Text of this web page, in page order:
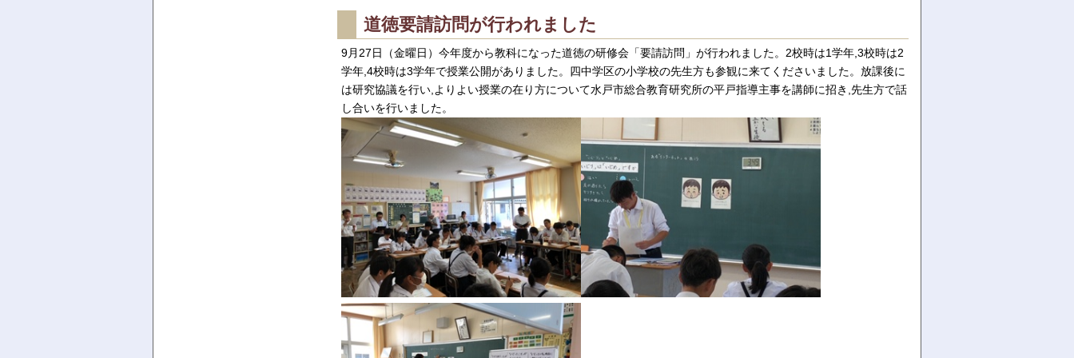
道徳要請訪問が行われました
9月27日（金曜日）今年度から教科になった道徳の研修会「要請訪問」が行われました。2校時は1学年,3校時は2
学年,4校時は3学年で授業公開がありました。四中学区の小学校の先生方も参観に来てくださいました。放課後に
は研究協議を行い,よりよい授業の在り方について水戸市総合教育研究所の平戸指導主事を講師に招き,先生方で話
し合いを行いました。